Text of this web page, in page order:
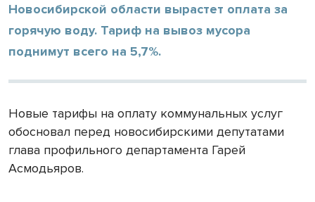
Новосибирской области вырастет оплата за
горячую воду. Тариф на вывоз мусора
поднимут всего на 5,7%.
Новые тарифы на оплату коммунальных услуг
обосновал перед новосибирскими депутатами
глава профильного департамента Гарей
Асмодьяров.